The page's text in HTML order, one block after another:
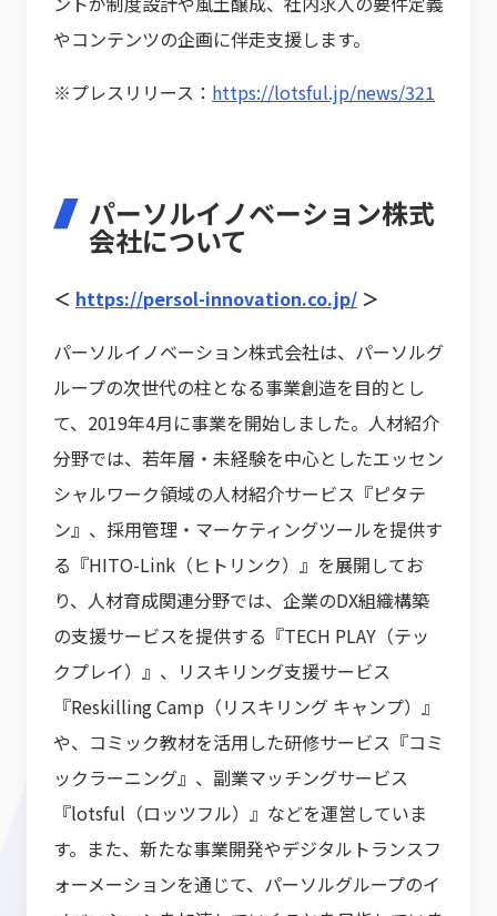
やコンテンツの企画に伴走支援します。
※プレスリリース： https://lotsful.jp/news/321
パーソルイノベーション株式
会社について
＜ https://persol-innovation.co.jp/ ＞
パーソルイノベーション株式会社は、パーソルグ
ループの次世代の柱となる事業創造を目的とし
て、2019年4月に事業を開始しました。人材紹介
分野では、若年層・未経験を中心としたエッセン
シャルワーク領域の人材紹介サービス『ピタテ
ン』、採用管理・マーケティングツールを提供す
る『HITO-Link（ヒトリンク）』を展開してお
り、人材育成関連分野では、企業のDX組織構築
の支援サービスを提供する『TECH PLAY（テッ
クプレイ）』、リスキリング支援サービス
『Reskilling Camp（リスキリング キャンプ）』
や、コミック教材を活用した研修サービス『コミ
ックラーニング』、副業マッチングサービス
『lotsful（ロッツフル）』などを運営していま
す。また、新たな事業開発やデジタルトランスフ
ォーメーションを通じて、パーソルグループのイ